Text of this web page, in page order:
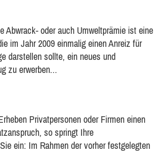
Abwrack- oder auch Umweltprämie ist eine
im Jahr 2009 einmalig einen Anreiz für
darstellen sollte, ein neues und
zu erwerben...
Privatpersonen oder Firmen einen
so springt Ihre
ein: Im Rahmen der vorher festgelegten